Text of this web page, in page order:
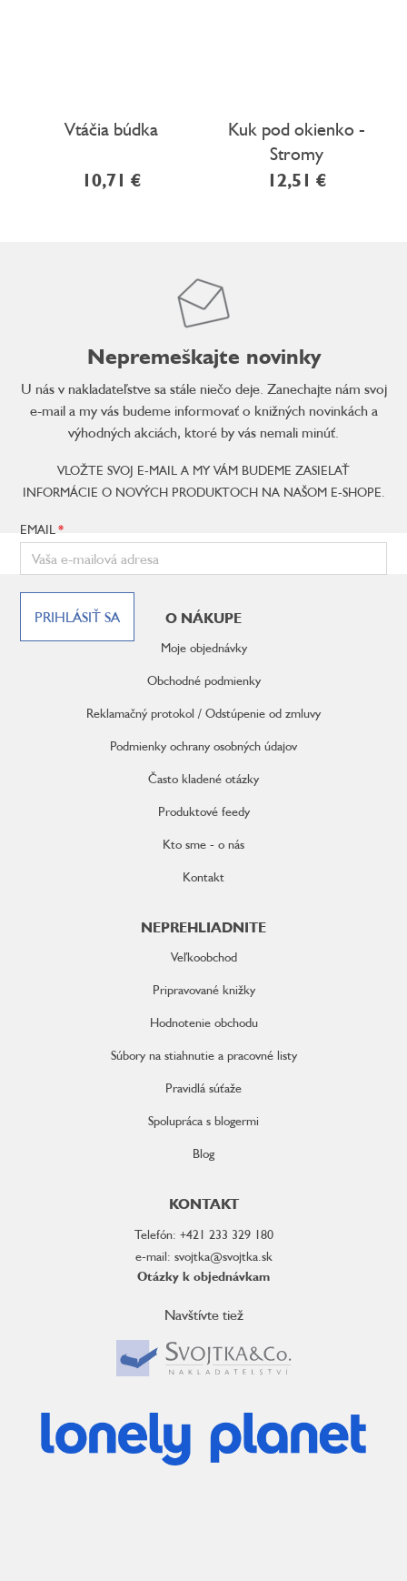
Vtáčia búdka
10,71 €
Kuk pod okienko -
Stromy
12,51 €
Nepremeškajte novinky
U nás v nakladateľstve sa stále niečo deje. Zanechajte nám svoj
e-mail a my vás budeme informovať o knižných novinkách a
výhodných akciách, ktoré by vás nemali minúť.
VLOŽTE SVOJ E-MAIL A MY VÁM BUDEME ZASIELAŤ
INFORMÁCIE O NOVÝCH PRODUKTOCH NA NAŠOM E-SHOPE.
EMAIL
PRIHLÁSIŤ SA O NÁKUPE
Moje objednávky
Obchodné podmienky
Reklamačný protokol / Odstúpenie od zmluvy
Podmienky ochrany osobných údajov
Často kladené otázky
Produktové feedy
Kto sme - o nás
Kontakt
NEPREHLIADNITE
Veľkoobchod
Pripravované knižky
Hodnotenie obchodu
Súbory na stiahnutie a pracovné listy
Pravidlá súťaže
Spolupráca s blogermi
Blog
KONTAKT
Telefón: +421 233 329 180
e-mail: svojtka@svojtka.sk
Otázky k objednávkam
Navštívte tiež